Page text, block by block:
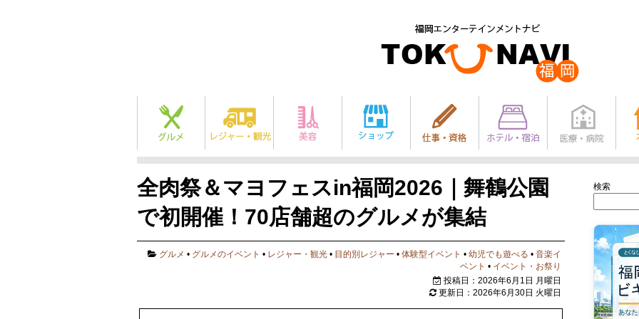
全肉祭＆マヨフェスin福岡2026｜舞鶴公園
で初開催！70店舗超のグルメが集結
グルメ • グルメのイベント • レジャー・観光 • 目的別レジャー • 体験型イベント • 幼児でも遊べる • 音楽イ
ベント • イベント・お祭り
投稿日：2026年6月1日 月曜日
更新日：2026年6月30日 火曜日
検索